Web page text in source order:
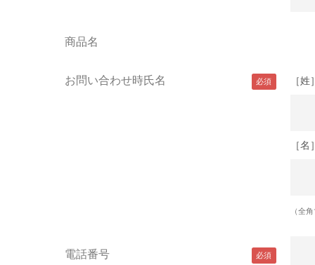
商品名
お問い合わせ時氏名 ［姓
［名
（全
電話番号